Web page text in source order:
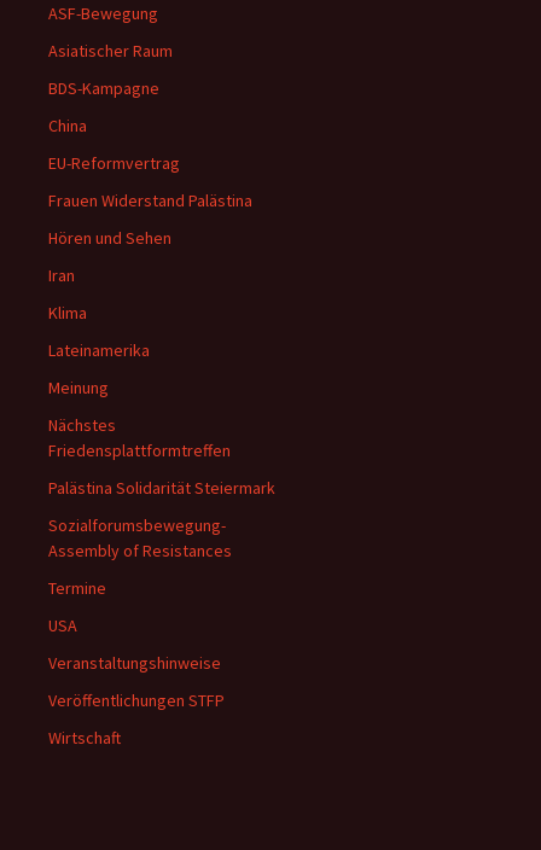
ASF-Bewegung
Asiatischer Raum
BDS-Kampagne
China
EU-Reformvertrag
Frauen Widerstand Palästina
Hören und Sehen
Iran
Klima
Lateinamerika
Meinung
Nächstes
Friedensplattformtreffen
Palästina Solidarität Steiermark
Sozialforumsbewegung-
Assembly of Resistances
Termine
USA
Veranstaltungshinweise
Veröffentlichungen STFP
Wirtschaft